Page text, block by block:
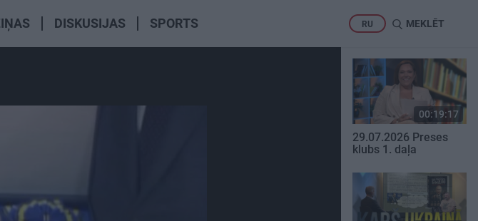
DISKUSIJAS SPORTS RU MEKLĒT
00:19:17
29.07.2026 Preses
klubs 1. daļa